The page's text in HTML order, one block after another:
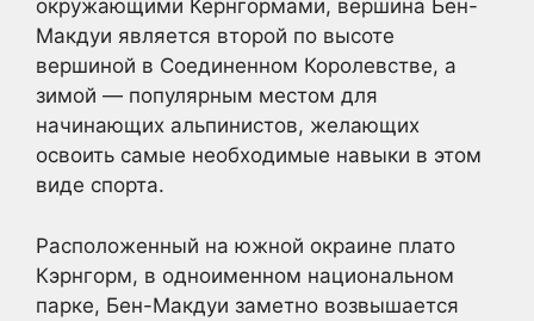
окружающими Кернгормами, вершина Бен-
Макдуи является второй по высоте
вершиной в Соединенном Королевстве, а
зимой — популярным местом для
начинающих альпинистов, желающих
освоить самые необходимые навыки в этом
виде спорта.
Расположенный на южной окраине плато
Кэрнгорм, в одноименном национальном
парке, Бен-Макдуи заметно возвышается